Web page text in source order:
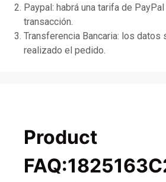
Paypal: habrá una tarifa de
transacción.
Transferencia Bancaria: los datos
realizado el pedido.
Product